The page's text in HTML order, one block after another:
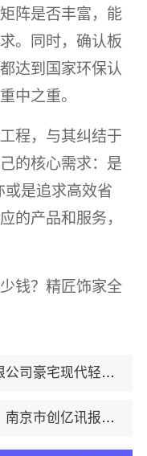
阵是否丰富，能
。同时，确认板
达到国家环保认
中之重。
程，与其纠结于
的核心需求：是
或是追求高效省
的产品和服务，
钱？精匠饰家全
宅现代轻奢定制流程
创亿讯报价透明实惠